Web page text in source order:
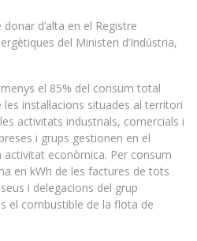
d’alta en el Registre
del Ministeri d’Indústria,
el 85% del consum total
instal·lacions situades al territori
activitats industrials, comercials i
i grups gestionen en el
econòmica. Per consum
en kWh de les factures de tots
i delegacions del grup
el combustible de la flota de